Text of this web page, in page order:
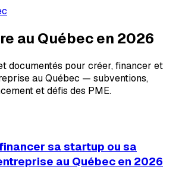
au Québec en 2026
documentés pour créer, financer et
au Québec — subventions,
et défis des PME.
sa startup ou sa
au Québec en 2026